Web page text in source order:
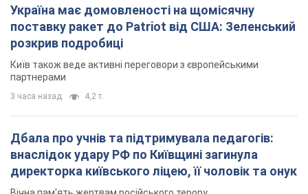
Україна має домовленості на щомісячну
поставку ракет до Patriot від США: Зеленський
розкрив подробиці
Київ також веде активні переговори з європейськими
партнерами
3 часа назад 4,2 т.
Дбала про учнів та підтримувала педагогів:
внаслідок удару РФ по Київщині загинула
директорка київського ліцею, її чоловік та онук